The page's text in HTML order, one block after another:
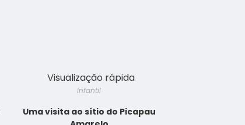
Visualização rápida
Infantil
Uma visita ao sítio do Picapau